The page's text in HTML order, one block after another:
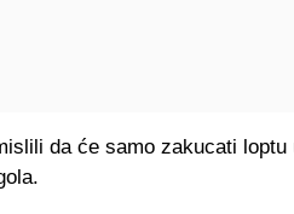
da će samo zakucati loptu